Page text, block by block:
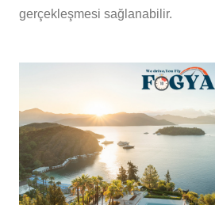
gerçekleşmesi sağlanabilir.